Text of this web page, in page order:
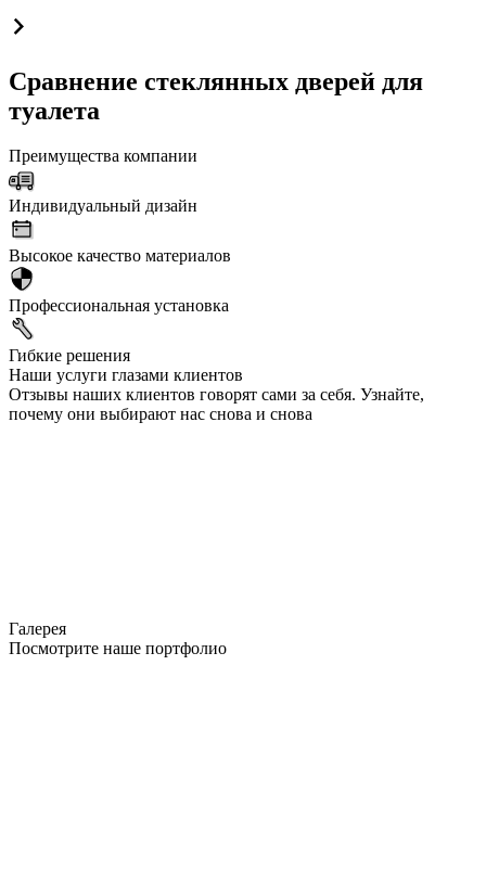
Сравнение стеклянных дверей для
туалета
Преимущества компании
Индивидуальный дизайн
Высокое качество материалов
Профессиональная установка
Гибкие решения
Наши услуги глазами клиентов
Отзывы наших клиентов говорят сами за себя. Узнайте,
почему они выбирают нас снова и снова
Галерея
Посмотрите наше портфолио